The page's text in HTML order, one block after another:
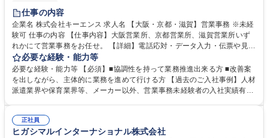
土日祝休み
仕事の内容
企業名 株式会社キーエンス 求人名 【大阪・京都・滋賀】営業事務 ※未経
験可 仕事の内容 【仕事内容】大阪営業所、京都営業所、滋賀営業所いず
れかにて営業事務をお任せ。 【詳細】電話応対・データ入力・伝票や見積
の作成・カタログ送付・来客対応・営業所内で発生する事務業務や業務改
善をお任せ。 【教育制度】ご入社後、育成担当とペアになりながらOJTに
て業務を覚えていただくことが可能です。業務システムがきちんと構築さ
れているため、スムーズに仕事に慣れることができる環境です。また、
募集職種 【大阪・京都・滋賀】営業事務 ※未経験可
必要な経験・能力等
必要な経験・能力等 【必須】■協調性を持って業務推進出来る方 ■改善案
を出しながら、主体的に業務を進めて行ける方 【過去のご入社事例】人材
派遣業界や保育業界等、メーカー以外、営業事務未経験者の入社実績有
えて、お客様や社員の状況に合わせ、能動的なサポート、改善の動きも期
待され。組織を支えるスペシャリストとして、チームに貢献し、結果的に
正社員
ヒガシマルインターナショナル株式会社